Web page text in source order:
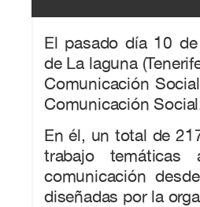
El pasado día 10
de La laguna
Comunicación
Comunicación
En él, un total de
trabajo
comunicación
diseñadas por la